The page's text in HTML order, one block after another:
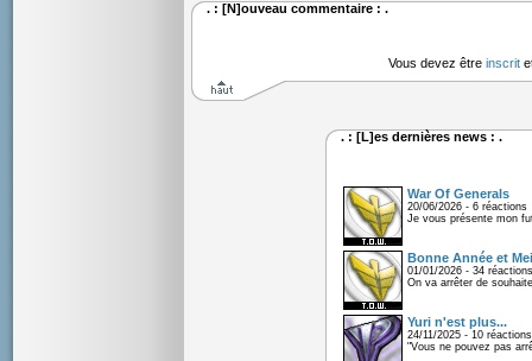
. : [N]ouveau commentaire : .
Vous devez être inscrit
. : [L]es dernières news : .
War Of Generals
20/06/2026 - 6 réactions
Je vous présente mon
Bonne Année et
01/01/2026 - 34 réactions
On va arrêter de
Yuri n'est plus...
24/11/2025 - 10 réactions
"Vous ne pouvez pas